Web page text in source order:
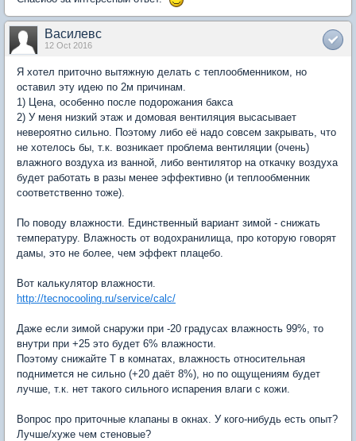
Василевс
12 Oct 2016
Я хотел приточно вытяжную делать с теплообменником, но
оставил эту идею по 2м причинам.
1) Цена, особенно после подорожания бакса
2) У меня низкий этаж и домовая вентиляция высасывает
невероятно сильно. Поэтому либо её надо совсем закрывать, что
не хотелось бы, т.к. возникает проблема вентиляции (очень)
влажного воздуха из ванной, либо вентилятор на откачку воздуха
будет работать в разы менее эффективно (и теплообменник
соответственно тоже).
По поводу влажности. Единственный вариант зимой - снижать
температуру. Влажность от водохранилища, про которую говорят
дамы, это не более, чем эффект плацебо.
Вот калькулятор влажности.
http://tecnocooling.ru/service/calc/
Даже если зимой снаружи при -20 градусах влажность 99%, то
внутри при +25 это будет 6% влажности.
Поэтому снижайте Т в комнатах, влажность относительная
поднимется не сильно (+20 даёт 8%), но по ощущениям будет
лучше, т.к. нет такого сильного испарения влаги с кожи.
Вопрос про приточные клапаны в окнах. У кого-нибудь есть опыт?
Лучше/хуже чем стеновые?